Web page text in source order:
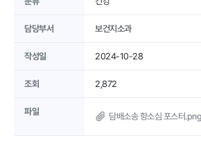
담당부서 보건지소과
작성일 2024-10-28
조회 2,872
파일 담배소송 항소심 포스터.png